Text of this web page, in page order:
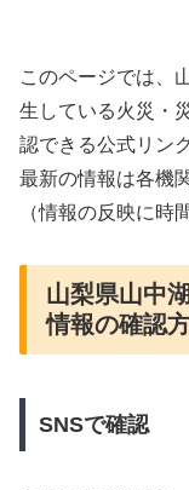
このページでは、
生している火災・
認できる公式リン
最新の情報は各機
（情報の反映に時
山梨県山中
情報の確認
SNSで確認